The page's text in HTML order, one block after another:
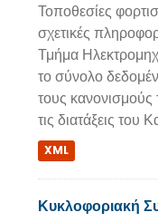
Τοποθεσίες
σχετικές
Τμήμα
το σύνολο
τους
τις διατάξεις
XML
Κυκλοφοριακή